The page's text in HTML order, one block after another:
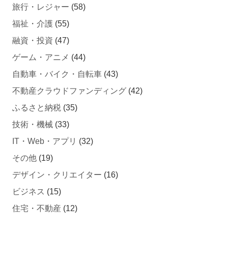
旅行・レジャー (58)
福祉・介護 (55)
融資・投資 (47)
ゲーム・アニメ (44)
自動車・バイク・自転車 (43)
不動産クラウドファンディング (42)
ふるさと納税 (35)
技術・機械 (33)
IT・Web・アプリ (32)
その他 (19)
デザイン・クリエイター (16)
ビジネス (15)
住宅・不動産 (12)